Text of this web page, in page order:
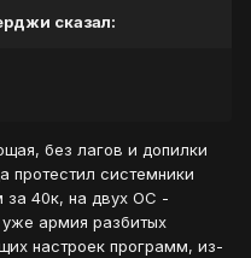
сказал:
без лагов и допилки
протестил системники
за 40к, на двух ОС -
армия разбитых
настроек программ, из-